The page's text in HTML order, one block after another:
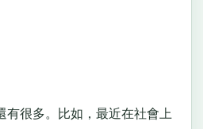
很多。比如，最近在社會上